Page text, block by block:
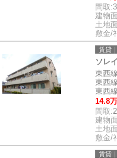
間取:
建物
土地
敷金/
賃貸
ソレ
東西
東西
東西
14.8
間取:
建物
土地
敷金/
賃貸